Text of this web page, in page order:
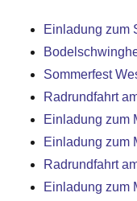
Einladung zum
Sommerfest
Radrundfahrt
Einladung zum
Einladung zum
Radrundfahrt
Einladung zum